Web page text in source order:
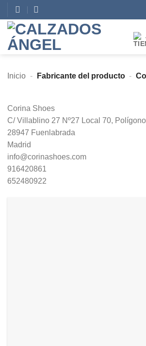
Saltar
al
contenido
Inicio - Fabricante del producto -
Corina Shoes
C/ Villablino 27 Nº27 Local 70,
28947 Fuenlabrada
Madrid
info@corinashoes.com
916420861
652480922